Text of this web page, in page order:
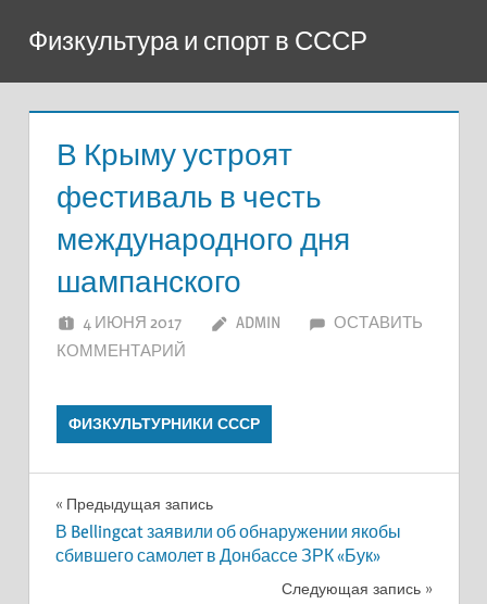
содержимому
Физкультура и спорт в СССР
В Крыму устроят
фестиваль в честь
международного дня
шампанского
4 ИЮНЯ 2017 ADMIN
ОСТАВИТЬ
КОММЕНТАРИЙ
ФИЗКУЛЬТУРНИКИ СССР
Навигация
по
Предыдущая запись
В Bellingcat заявили об обнаружении якобы
сбившего самолет в Донбассе ЗРК «Бук»
Следующая запись